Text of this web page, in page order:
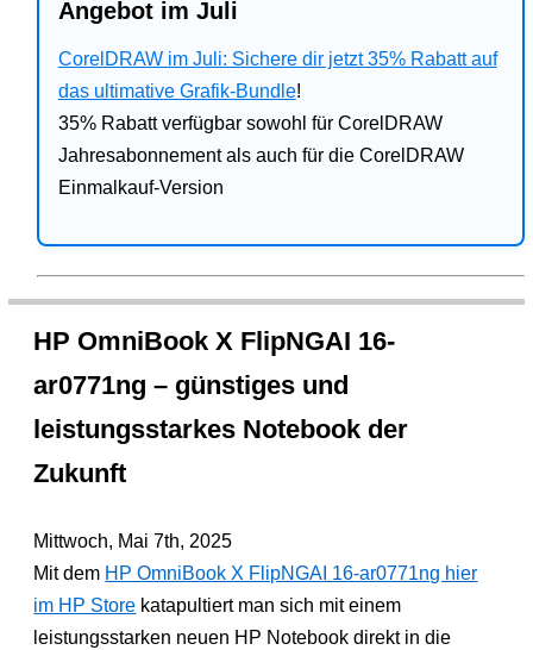
Angebot im Juli
CorelDRAW im Juli: Sichere dir jetzt 35% Rabatt auf
das ultimative Grafik-Bundle!
35% Rabatt verfügbar sowohl für CorelDRAW
Jahresabonnement als auch für die CorelDRAW
Einmalkauf-Version
HP OmniBook X FlipNGAI 16-
ar0771ng – günstiges und
leistungsstarkes Notebook der
Zukunft
Mittwoch, Mai 7th, 2025
Mit dem HP OmniBook X FlipNGAI 16-ar0771ng hier
im HP Store katapultiert man sich mit einem
leistungsstarken neuen HP Notebook direkt in die